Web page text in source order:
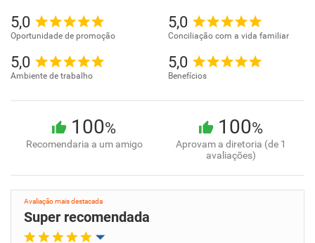
5,0
Oportunidade de promoção
5,0
Conciliação com a vida familiar
5,0
Ambiente de trabalho
5,0
Benefícios
100%
Recomendaria a um amigo
100%
Aprovam a diretoria (de 1
avaliações)
Avaliação mais destacada
Super recomendada